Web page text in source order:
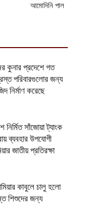
আমোদিনি পাল
কুনার প্রদেশে গত
পরিবারগুলোর জন্য
নির্মাণ করেছে
সাঁজোয়া ট্যাংক
ব্যবহার উপযোগী
জাতীয় প্রতিরক্ষা
কাবুলে চালু হলো
শিশুদের জন্য